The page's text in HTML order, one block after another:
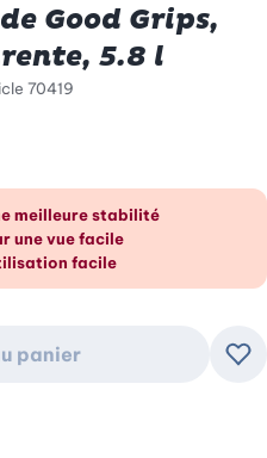
Good Grips,
5.8 l
70419
un coup d’œil
meilleure stabilité
une vue facile
facile
panier